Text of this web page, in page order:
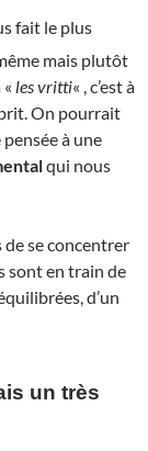
fait le plus
mais plutôt
les vritti« , c’est à
On pourrait
pensée à une
qui nous
de se concentrer
sont en train de
d’un
un très